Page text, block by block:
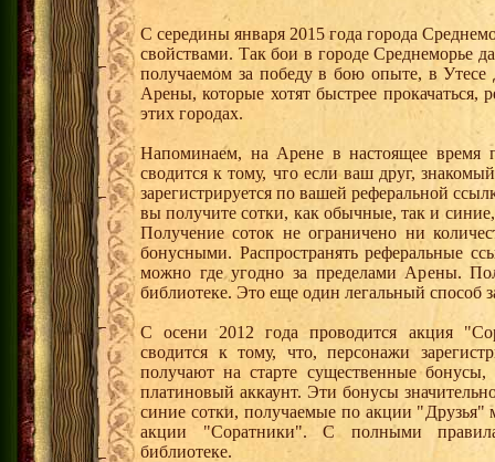
С середины января 2015 года города
свойствами. Так бои в городе Среднеморье
получаемом за победу в бою опыте, в
Арены, которые хотят быстрее прокачаться,
этих городах.
Напоминаем, на Арене в настоящее время
сводится к тому, что если ваш друг,
зарегистрируется по вашей реферальной
вы получите сотки, как обычные, так и
Получение соток не ограничено ни
бонусными. Распространять реферальные
можно где угодно за пределами Арены.
библиотеке. Это еще один легальный способ
С осени 2012 года проводится акция
сводится к тому, что, персонажи
получают на старте существенные
платиновый аккаунт. Эти бонусы
синие сотки, получаемые по акции "Друзья"
акции "Соратники". С полными
библиотеке.